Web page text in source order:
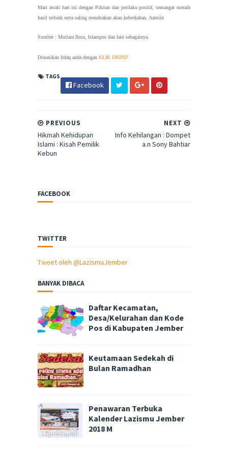
Mari awali hari ini dengan Pikiran dan perilaku positif, semangat meraih
hasil terbaik serta saling mendoakan akan keberkahan. Aamiin
Sumber : Mutiara Ilmu , Islampos dan lain sebagainya.
Donasikan Infaq anda dengan KLIK DISINI!
TAGS
Facebook
NEXT
Info Kehilangan : Dompet
a.n Sony Bahtiar
PREVIOUS
Hikmah Kehidupan
Islami : Kisah Pemilik
Kebun
FACEBOOK
TWITTER
Tweet oleh @LazismuJember
BANYAK DIBACA
Daftar Kecamatan,
Desa/Kelurahan dan Kode
Pos di Kabupaten Jember
Keutamaan Sedekah di
Bulan Ramadhan
Penawaran Terbuka
Kalender Lazismu Jember
2018 M